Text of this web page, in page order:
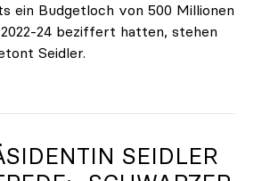
ein Budgetloch von 500 Millionen
24 beziffert hatten, stehen
Seidler.
Krisengipfel zum
SEIDLER